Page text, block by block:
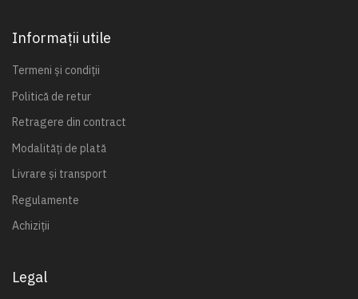
Informații utile
Termeni și condiții
Politică de retur
Retragere din contract
Modalități de plată
Livrare și transport
Regulamente
Achiziții
Legal